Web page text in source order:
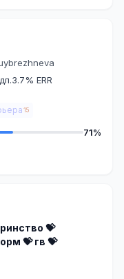
3.7% ERR
15
71%
💝
💝 гв 💝